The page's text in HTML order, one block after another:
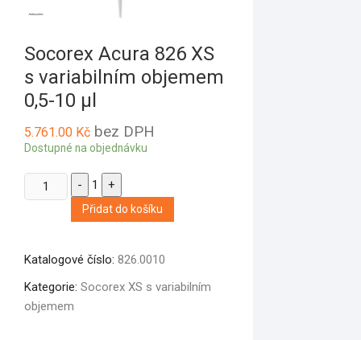
Socorex Acura 826 XS
s variabilním objemem
0,5-10 µl
5.761.00 Kč bez DPH
Dostupné na objednávku
Quantity
- 1 +
Přidat do košíku
Katalogové číslo: 826.0010
Kategorie: Socorex XS s variabilním
objemem